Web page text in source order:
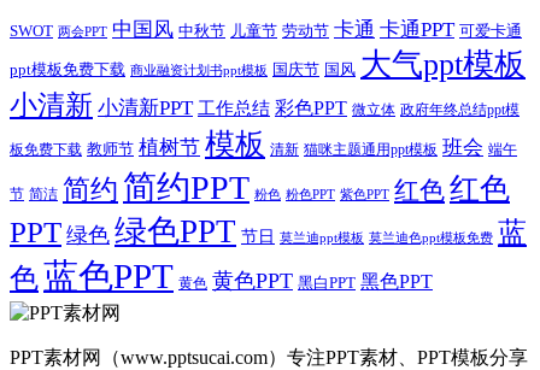
SWOT 两会PPT 中国风 中秋节 儿童节 劳动节 卡通 卡通PPT 可爱卡通
ppt模板免费下载 商业融资计划书ppt模板 国庆节 国风 大气ppt模板
小清新 小清新PPT 工作总结 彩色PPT 微立体 政府年终总结ppt模
板免费下载 教师节 植树节 模板 清新 猫咪主题通用ppt模板 班会 端午
节 简洁 简约 简约PPT 粉色 粉色PPT 紫色PPT 红色红色
PPT 绿色 绿色PPT 节日 莫兰迪ppt模板 莫兰迪色ppt模板免费 蓝
色蓝色PPT 黄色 黄色PPT 黑白PPT 黑色PPT
PPT素材网（www.pptsucai.com）专注PPT素材、PPT模板分享